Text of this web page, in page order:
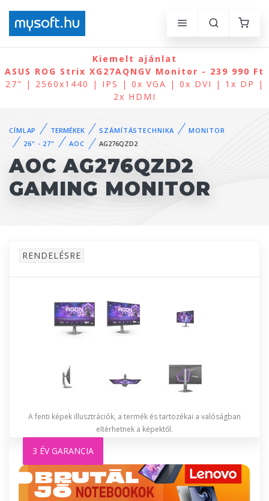
Kiemelt ajánlat
ASUS ROG Strix XG27AQNGV Monitor - 239 990 Ft
27" | 2560x1440 | IPS | 0x VGA | 0x DVI | 1x DP |
2x HDMI
CÍMLAP TERMÉKEK SZÁMÍTÁSTECHNIKA
MONITOR
26" - 27"
AOC AG276QZD2
AOC AG276QZD2
GAMING MONITOR
RENDELÉSRE
3 ÉV GARANCIA
A fenti képek illusztrációk, a termék és tartozékai a valóságban
eltérhetnek a képektől.